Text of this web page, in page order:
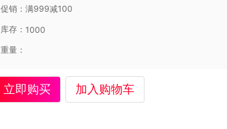
促销： 满999减100
库存： 1000
重量：
立即购买 加入购物车